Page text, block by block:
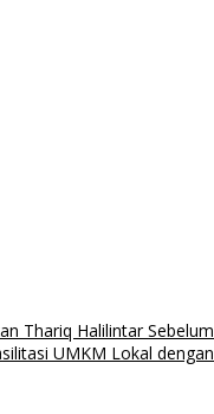
Thariq Halilintar
UMKM Lokal